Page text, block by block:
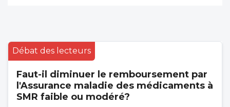
Débat des lecteurs
Faut-il diminuer le remboursement par
l'Assurance maladie des médicaments à
SMR faible ou modéré?